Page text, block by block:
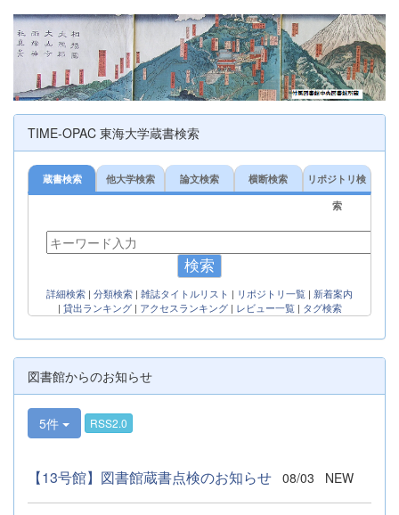
TIME-OPAC 東海大学蔵書検索
蔵書検索 他大学検索 論文検索 横断検索
リポジトリ検
索
検索
詳細検索 | 分類検索 | 雑誌タイトルリスト | リポジトリ一覧 | 新着案内
| 貸出ランキング| アクセスランキング| レビュー一覧| タグ検索
図書館からのお知らせ
5件 RSS2.0
【13号館】図書館蔵書点検のお知らせ 08/03 NEW